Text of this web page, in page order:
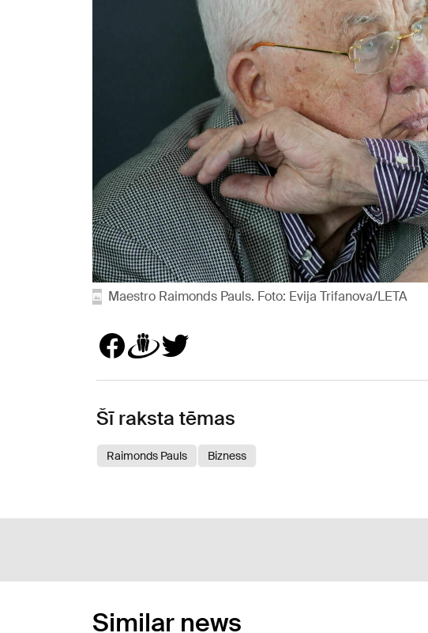
Maestro Raimonds Pauls. Foto: Evija Trifanova/LETA
Šī raksta tēmas
Raimonds Pauls Bizness
Similar news